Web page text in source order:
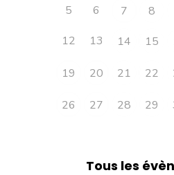
5
6 7 8
12
13 14 15
19 20 21 22
26 27 28 29
Tous les